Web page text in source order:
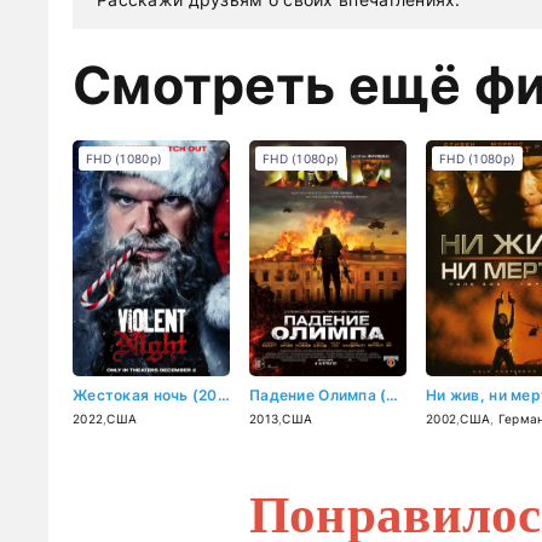
Смотреть ещё
Жестокая ночь (2022)
2022 ,США
FHD (1080p)
Падение Олимпа (2013)
2013 ,США
FHD (1080p)
2002 ,США
FHD (1080p)